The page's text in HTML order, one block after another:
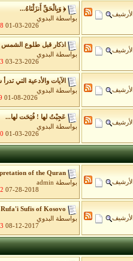
الأرشيف
﴿ وَبِالْحَقِّ أَنزَلْنَاهُ...
بواسطة
البدوي
01-03-2026
الأرشيف
اذكار قبل طلوع
بواسطة
البدوي
03-23-2026
الأرشيف
الآيات والأدعية التي
بواسطة
البدوي
01-08-2026
الأرشيف
عَجِبْتُ لها ! فُتِحَت لها...
بواسطة
البدوي
01-03-2026
الأرشيف
of the Quran...
بواسطة admin
07-28-2018
الأرشيف
Rufa'i Sufis of Kosovo
بواسطة
البدوي
08-12-2017